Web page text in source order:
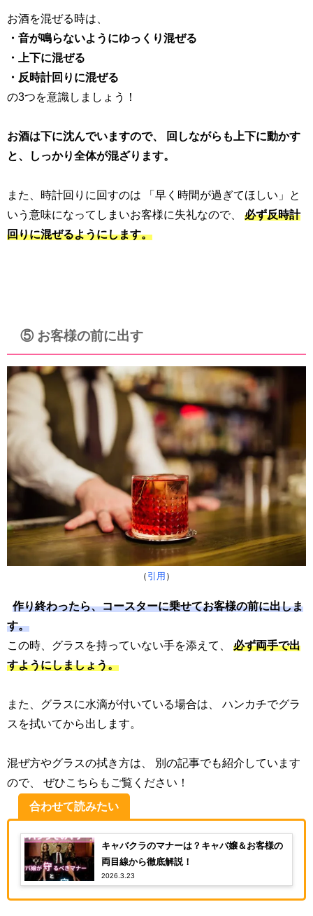
お酒を混ぜる時は、
・音が鳴らないようにゆっくり混ぜる
・上下に混ぜる
・反時計回りに混ぜる
の3つを意識しましょう！
お酒は下に沈んでいますので、
回しながらも上下に動かす
と、しっかり全体が混ざります。
また、時計回りに回すのは 「早く時間が過ぎてほしい」と
いう意味になってしまいお客様に失礼なので、 必ず反時計
回りに混ぜるようにします。
⑤ お客様の前に出す
（ 引用 ）
作り終わったら、コースターに乗せてお客様の前に出しま
す。
この時、グラスを持っていない手を添えて、 必ず両手で出
すようにしましょう。
また、グラスに水滴が付いている場合は、 ハンカチでグラ
スを拭いてから出します。
混ぜ方やグラスの拭き方は、 別の記事でも紹介しています
ので、 ぜひこちらもご覧ください！
合わせて読みたい
キャバクラのマナーは？キャバ嬢＆お客様の
両目線から徹底解説！
2026.3.23